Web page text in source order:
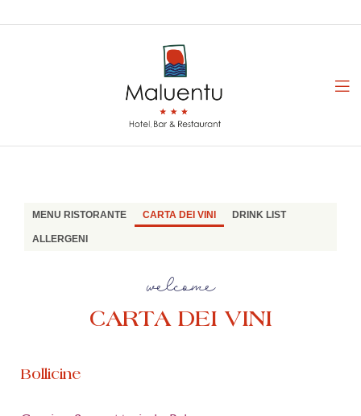
MENU RISTORANTE CARTA DEI VINI DRINK LIST
ALLERGENI
welcome
CARTA DEI VINI
Bollicine